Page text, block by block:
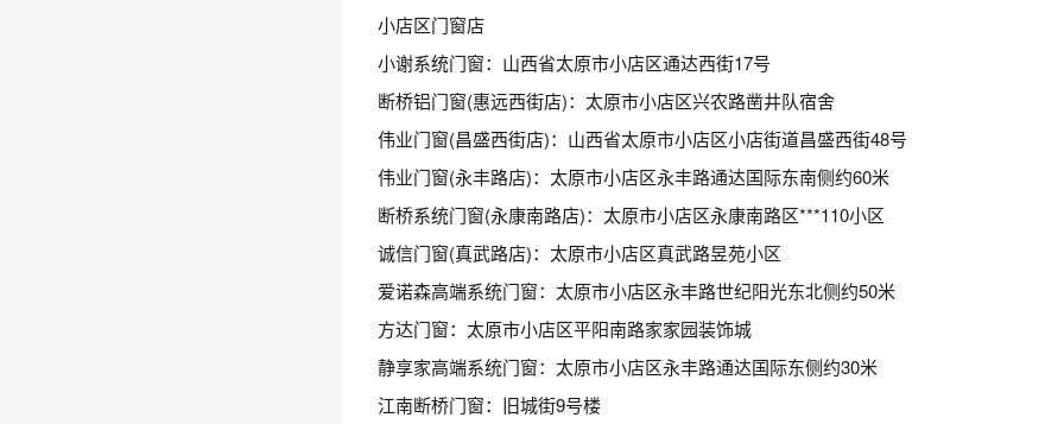
小店区门窗店
小谢系统门窗：山西省太原市小店区通达西街17号
断桥铝门窗(惠远西街店)：太原市小店区兴农路凿井队宿舍
伟业门窗(昌盛西街店)：山西省太原市小店区小店街道昌盛西街48号
伟业门窗(永丰路店)：太原市小店区永丰路通达国际东南侧约60米
断桥系统门窗(永康南路店)：太原市小店区永康南路区***110小区
诚信门窗(真武路店)：太原市小店区真武路昱苑小区
爱诺森高端系统门窗：太原市小店区永丰路世纪阳光东北侧约50米
方达门窗：太原市小店区平阳南路家家园装饰城
静享家高端系统门窗：太原市小店区永丰路通达国际东侧约30米
江南断桥门窗：旧城街9号楼